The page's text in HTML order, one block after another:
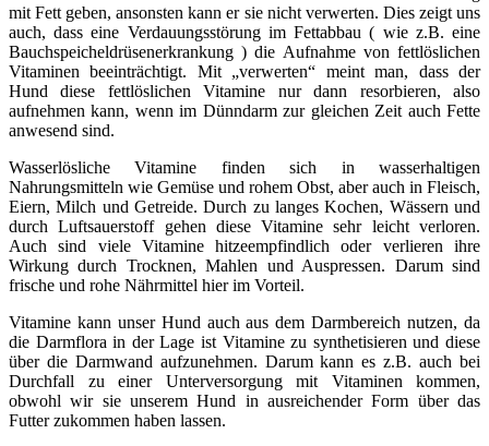
mit Fett geben, ansonsten kann er sie nicht verwerten. Dies zeigt uns
auch, dass eine Verdauungsstörung im Fettabbau ( wie z.B. eine
Bauchspeicheldrüsenerkrankung ) die Aufnahme von fettlöslichen
Vitaminen beeinträchtigt. Mit „verwerten“ meint man, dass der
Hund diese fettlöslichen Vitamine nur dann resorbieren, also
aufnehmen kann, wenn im Dünndarm zur gleichen Zeit auch Fette
anwesend sind.
Wasserlösliche Vitamine finden sich in wasserhaltigen
Nahrungsmitteln wie Gemüse und rohem Obst, aber auch in Fleisch,
Eiern, Milch und Getreide. Durch zu langes Kochen, Wässern und
durch Luftsauerstoff gehen diese Vitamine sehr leicht verloren.
Auch sind viele Vitamine hitzeempfindlich oder verlieren ihre
Wirkung durch Trocknen, Mahlen und Auspressen. Darum sind
frische und rohe Nährmittel hier im Vorteil.
Vitamine kann unser Hund auch aus dem Darmbereich nutzen, da
die Darmflora in der Lage ist Vitamine zu synthetisieren und diese
über die Darmwand aufzunehmen. Darum kann es z.B. auch bei
Durchfall zu einer Unterversorgung mit Vitaminen kommen,
obwohl wir sie unserem Hund in ausreichender Form über das
Futter zukommen haben lassen.